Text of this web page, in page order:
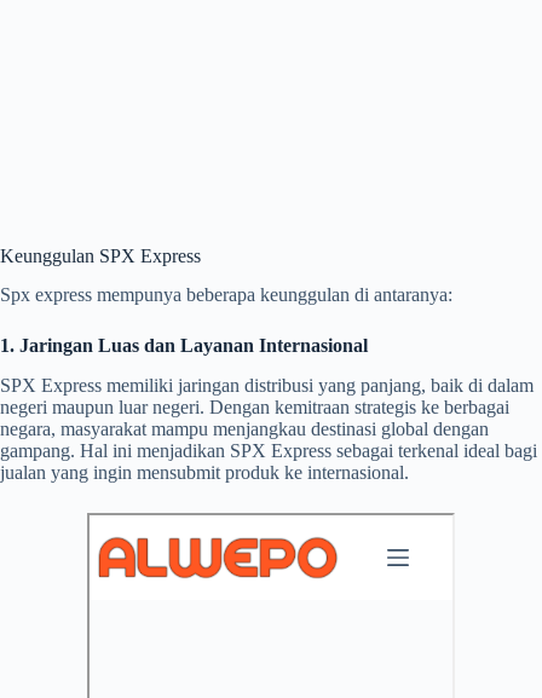
Keunggulan SPX Express
Spx express mempunya beberapa keunggulan di antaranya:
1. Jaringan Luas dan Layanan Internasional
SPX Express memiliki jaringan distribusi yang panjang, baik di dalam
negeri maupun luar negeri. Dengan kemitraan strategis ke berbagai
negara, masyarakat mampu menjangkau destinasi global dengan
gampang. Hal ini menjadikan SPX Express sebagai terkenal ideal bagi
jualan yang ingin mensubmit produk ke internasional.